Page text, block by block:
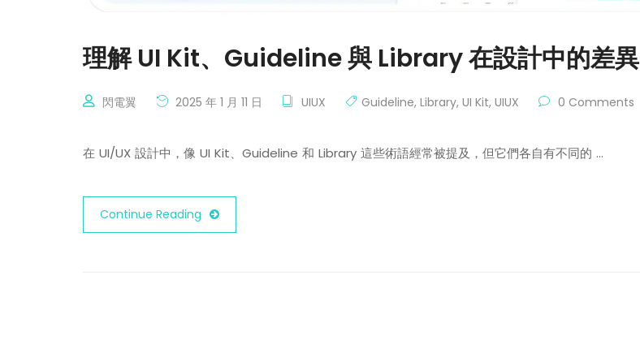
理解 UI Kit、Guideline 與 Library 在設計中的差異
閃電翼 2025 年 1 月 11 日 UIUX Guideline, Library, UI Kit, UIUX 0 Comments
在 UI/UX 設計中，像 UI Kit、Guideline 和 Library 這些術語經常被提及，但它們各自有不同的 …
Continue Reading